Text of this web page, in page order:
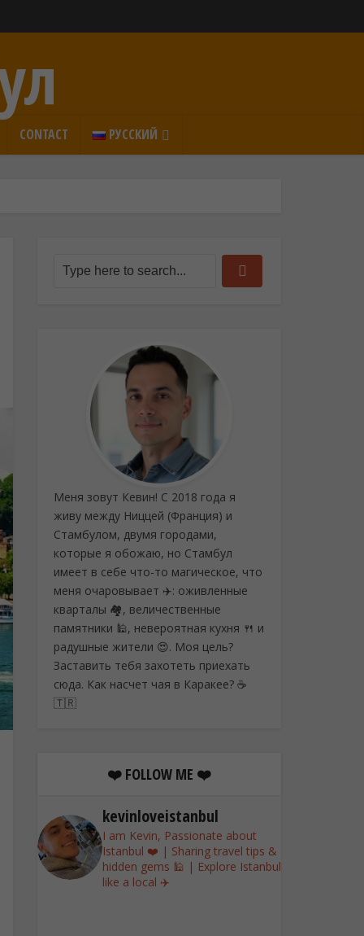
CONTACT РУССКИЙ
Меня зовут Кевин! С 2018 года я
живу между Ниццей (Франция) и
Стамбулом, двумя городами,
которые я обожаю, но Стамбул
имеет в себе что-то магическое, что
меня очаровывает ✈️: оживленные
кварталы 🏘️, величественные
памятники 🕌, невероятная кухня 🍴 и
радушные жители 😍. Моя цель?
Заставить тебя захотеть приехать
сюда. Как насчет чая в Каракее? ☕
🇹🇷
❤️ FOLLOW ME ❤️
kevinloveistanbul
I am Kevin, Passionate about
Istanbul ❤️ | Sharing travel tips &
hidden gems 🕌 | Explore Istanbul
like a local ✈️